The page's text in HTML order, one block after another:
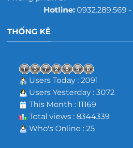
Hotline:0932.289.569
THỐNG KÊ
Users Today : 2091
Users Yesterday : 3072
This Month : 11169
Total views : 8344339
Who's Online : 25